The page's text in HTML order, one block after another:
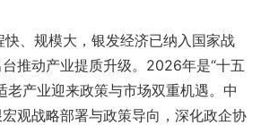
规模大，银发经济已纳入国家战
推动产业提质升级。2026年是“十五
老产业迎来政策与市场双重机遇。中
观战略部署与政策导向，深化政企协